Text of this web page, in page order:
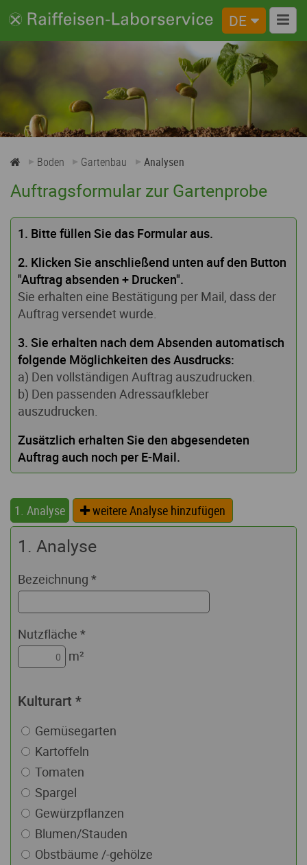
DE
Probenahme
Kompost
Gartentipps
Boden Gartenbau Analysen
Auftragsformular zur Gartenprobe
1. Bitte füllen Sie das Formular aus.
2. Klicken Sie anschließend unten auf den Button
"Auftrag absenden + Drucken".
Sie erhalten eine Bestätigung per Mail, dass der
Auftrag versendet wurde.
3. Sie erhalten nach dem Absenden automatisch
folgende Möglichkeiten des Ausdrucks:
a) Den vollständigen Auftrag auszudrucken.
b) Den passenden Adressaufkleber
auszudrucken.
Zusätzlich erhalten Sie den abgesendeten
Auftrag auch noch per E-Mail.
weitere Analyse hinzufügen
1. Analyse
1. Analyse
Bezeichnung *
Nutzfläche *
m²
Kulturart *
Gemüsegarten
Kartoffeln
Tomaten
Spargel
Gewürzpflanzen
Blumen/Stauden
Obstbäume /-gehölze